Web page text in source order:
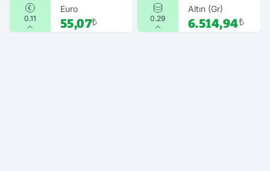
0.11
Euro
55,07₺ 0.29
Altın (Gr)
6.514,94₺